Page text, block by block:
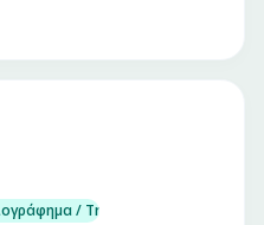
/ Triplex